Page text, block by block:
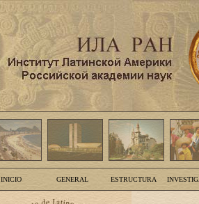
INICIO GENERAL ESTRUCTURA